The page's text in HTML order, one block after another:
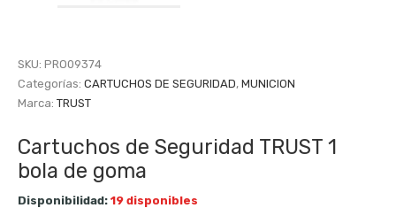
SKU: PRO09374
Categorías: CARTUCHOS DE SEGURIDAD, MUNICION
Marca: TRUST
Cartuchos de Seguridad TRUST 1
bola de goma
Disponibilidad: 19 disponibles